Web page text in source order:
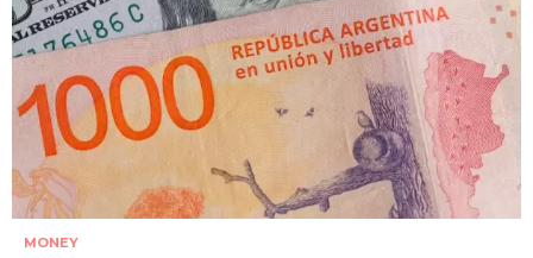
MONEY